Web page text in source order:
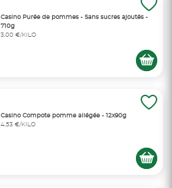
Casino Purée de pommes - Sans sucres ajoutés -
710g
3,00 €/KILO
Casino Compote pomme allégée - 12x90g
4,53 €/KILO